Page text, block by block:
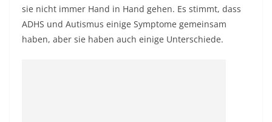
sie nicht immer Hand in Hand gehen. Es stimmt, dass
ADHS und Autismus einige Symptome gemeinsam
haben, aber sie haben auch einige Unterschiede.